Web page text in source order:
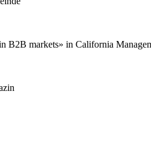
B2B markets» in California